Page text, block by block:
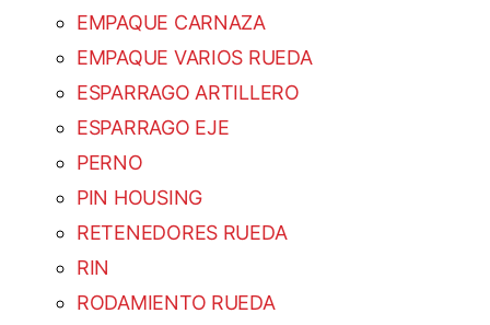
EMPAQUE CARNAZA
EMPAQUE VARIOS RUEDA
ESPARRAGO ARTILLERO
ESPARRAGO EJE
PERNO
PIN HOUSING
RETENEDORES RUEDA
RIN
RODAMIENTO RUEDA